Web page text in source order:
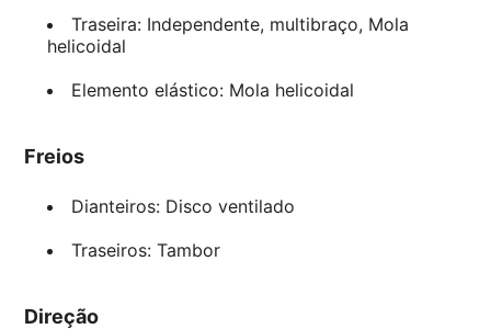
Traseira: Independente, multibraço, Mola
helicoidal
Elemento elástico: Mola helicoidal
Freios
Dianteiros: Disco ventilado
Traseiros: Tambor
Direção